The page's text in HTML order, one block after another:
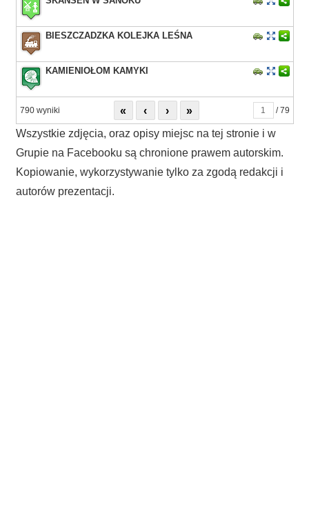
BIESZCZADZKA KOLEJKA LEŚNA
KAMIENIOŁOM KAMYKI
790 wyniki « ‹ › » / 79
Wszystkie zdjęcia, oraz opisy miejsc na tej stronie i w
Grupie na Facebooku są chronione prawem autorskim.
Kopiowanie, wykorzystywanie tylko za zgodą redakcji i
autorów prezentacji.